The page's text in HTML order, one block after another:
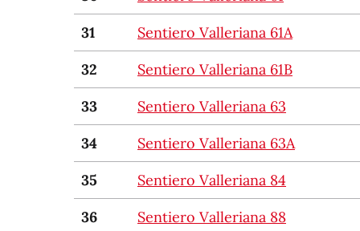
31
Sentiero Valleriana 61A
32
Sentiero Valleriana 61B
33
Sentiero Valleriana 63
34
Sentiero Valleriana 63A
35
Sentiero Valleriana 84
36
Sentiero Valleriana 88